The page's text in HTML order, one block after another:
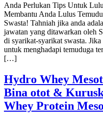
Anda Perlukan Tips Untuk
Membantu Anda Lulus
Swasta! Tahniah jika anda
jawatan yang ditawarkan oleh
di syarikat-syarikat swasta.
untuk menghadapi temuduga
[…]
Hydro Whey
Bina otot &
Whey Protein